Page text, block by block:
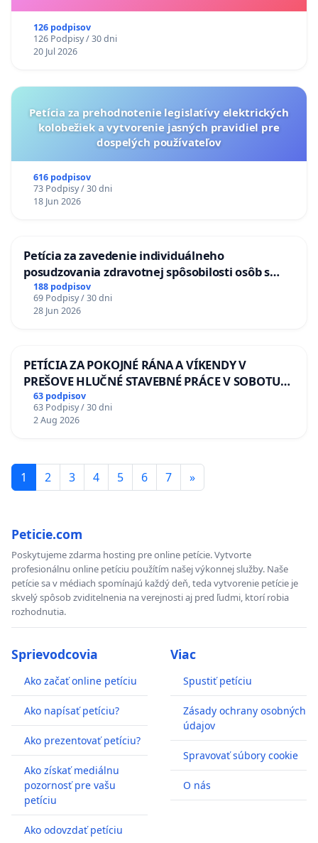
126 podpisov
126 Podpisy / 30 dni
20 Jul 2026
Petícia za prehodnotenie legislatívy elektrických
kolobežiek a vytvorenie jasných pravidiel pre
dospelých používateľov
616 podpisov
73 Podpisy / 30 dni
18 Jun 2026
Petícia za zavedenie individuálneho
posudzovania zdravotnej spôsobilosti osôb s
diabetom 1. a 2. typu pri prijímaní do
Policajného zboru SR
188 podpisov
69 Podpisy / 30 dni
28 Jun 2026
PETÍCIA ZA POKOJNÉ RÁNA A VÍKENDY V
PREŠOVE HLUČNÉ STAVEBNÉ PRÁCE V SOBOTU
LEN OD 9.00 DO 13.00 HOD., CEZ PRACOVNÝ
TÝŽDEŇ CIEĽ 8.00 – 18.00 HOD. A PRAVIDELNÁ
KONTROLA STAVBY C-AREA NA
63 podpisov
63 Podpisy / 30 dni
2 Aug 2026
1 2 3 4 5 6 7 »
Peticie.com
Poskytujeme zdarma hosting pre online petície. Vytvorte
profesionálnu online petíciu použítím našej výkonnej služby. Naše
petície sa v médiach spomínajú každý deň, teda vytvorenie petície je
skvelý spôsob zviditelnenia na verejnosti aj pred ľudmi, ktorí robia
rozhodnutia.
Sprievodcovia
Ako začať online petíciu
Ako napísať petíciu?
Ako prezentovať petíciu?
Ako získať mediálnu
pozornosť pre vašu
petíciu
Ako odovzdať petíciu
Viac
Spustiť petíciu
Zásady ochrany osobných
údajov
Spravovať súbory cookie
O nás